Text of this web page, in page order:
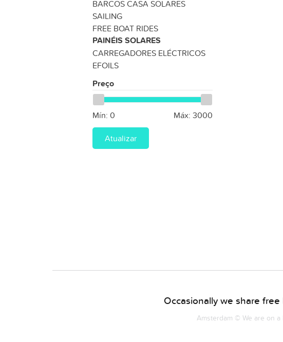
BARCOS CASA SOLARES
SAILING
FREE BOAT RIDES
PAINÉIS SOLARES
CARREGADORES ELÉCTRICOS
EFOILS
Preço
Mín: 0 Máx: 3000
Atualizar
Occasionally we share
Amsterdam © We are on